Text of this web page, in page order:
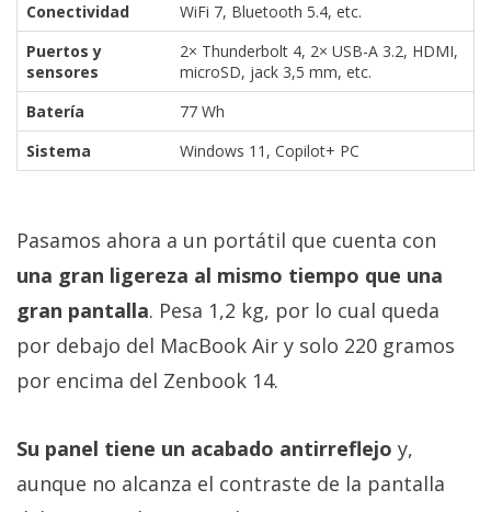
Conectividad
WiFi 7, Bluetooth 5.4, etc.
Puertos y
sensores
2× Thunderbolt 4, 2× USB-A 3.2, HDMI,
microSD, jack 3,5 mm, etc.
Batería
77 Wh
Sistema
Windows 11, Copilot+ PC
Pasamos ahora a un portátil que cuenta con
una gran ligereza al mismo tiempo que una
gran pantalla. Pesa 1,2 kg, por lo cual queda
por debajo del MacBook Air y solo 220 gramos
por encima del Zenbook 14.
Su panel tiene un acabado antirreflejo y,
aunque no alcanza el contraste de la pantalla